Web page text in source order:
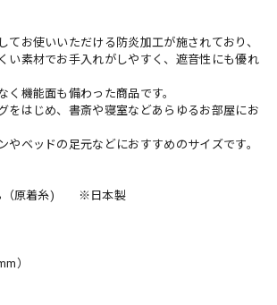
てお使いいただける防炎加工が施されており、
い素材でお手入れがしやすく、遮音性にも優れ
く機能面も備わった商品です。
をはじめ、書斎や寝室などあらゆるお部屋にお
やベッドの足元などにおすすめのサイズです。
（原着糸) ※日本製
）